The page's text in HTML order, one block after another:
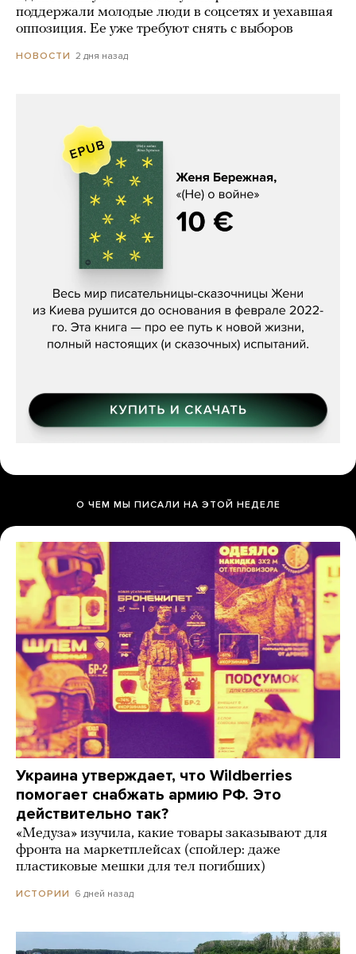
поддержали молодые люди в соцсетях и уехавшая
оппозиция. Ее уже требуют снять с выборов
НОВОСТИ 2 дня назад
Женя Бережная, «(Не) о войне»
О ЧЕМ МЫ ПИСАЛИ НА ЭТОЙ НЕДЕЛЕ
Украина утверждает, что Wildberries
помогает снабжать армию РФ. Это
действительно так?
«Медуза» изучила, какие товары заказывают для
фронта на маркетплейсах (спойлер: даже
пластиковые мешки для тел погибших)
ИСТОРИИ 6 дней назад